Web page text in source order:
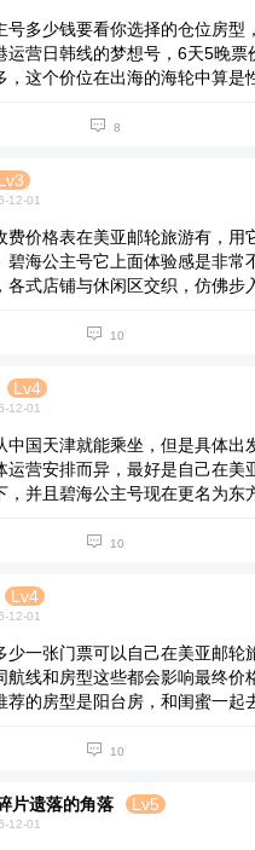
号多少钱要看你选择的仓位房型
运营日韩线的梦想号，6天5晚票
这个价位在出海的海轮中算是
阳台房，预算充裕套房，行程中
 8
12-01
费价格表在美亚邮轮旅游有，用
碧海公主号它上面体验感是非常
各式店铺与休闲区交织，仿佛步
甲板上，碧波荡漾，与好友嬉戏
上的每一处都让人流连忘返，与
但是要注意碧海公主号已经在
 10
Lv4
12-01
中国天津就能乘坐，但是具体出
运营安排而异，最好是自己在美
，并且碧海公主号现在更名为东
碧海公主号（东方梦想号）邮轮
心提供尊享护理，让人在航行中
院则带来别样的观影体验，让夜
满艺术气息，菜品精致多样，满
碧海公主号以其丰富的设施和服
上之旅，值得去体验感受。
 10
Lv4
12-01
少一张门票可以自己在美亚邮轮
航线和房型这些都会影响最终价
荐的房型是阳台房，和闺蜜一起
海公主号这艘船出身名门，虽然
盘旋的楼梯及雅致的酒吧空间内
壁画与油画作品，每一处细节
 10
片遗落的角落 Lv5
12-01